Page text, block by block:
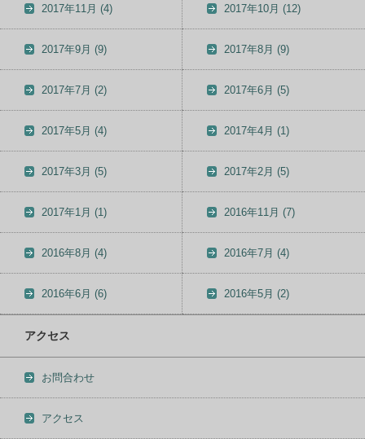
2017年11月 (4) 2017年10月 (12)
2017年9月 (9) 2017年8月 (9)
2017年7月 (2) 2017年6月 (5)
2017年5月 (4) 2017年4月 (1)
2017年3月 (5) 2017年2月 (5)
2017年1月 (1) 2016年11月 (7)
2016年8月 (4) 2016年7月 (4)
2016年6月 (6) 2016年5月 (2)
アクセス
お問合わせ
アクセス